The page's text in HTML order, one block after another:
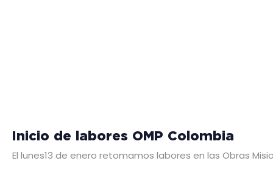
Inicio de labores OMP Colombia
El lunes13 de enero retomamos labores en las Obras